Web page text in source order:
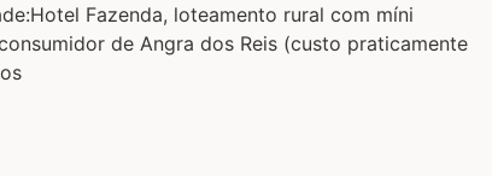
Fazenda, loteamento rural com míni
de Angra dos Reis (custo praticamente